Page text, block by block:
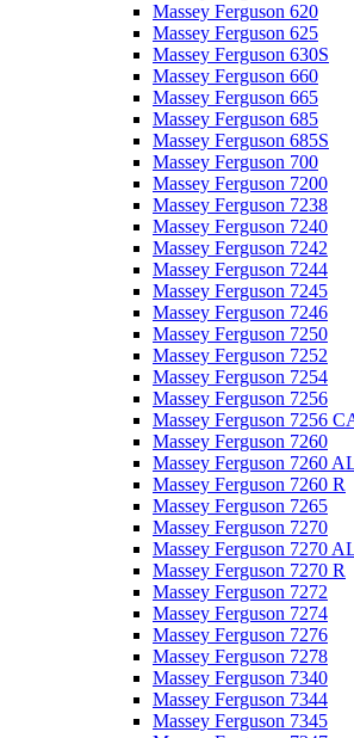
Massey Ferguson 620
Massey Ferguson 625
Massey Ferguson 630S
Massey Ferguson 660
Massey Ferguson 665
Massey Ferguson 685
Massey Ferguson 685S
Massey Ferguson 700
Massey Ferguson 7200
Massey Ferguson 7238
Massey Ferguson 7240
Massey Ferguson 7242
Massey Ferguson 7244
Massey Ferguson 7245
Massey Ferguson 7246
Massey Ferguson 7250
Massey Ferguson 7252
Massey Ferguson 7254
Massey Ferguson 7256
Massey Ferguson 7256
Massey Ferguson 7260
Massey Ferguson 7260
Massey Ferguson 7260 R
Massey Ferguson 7265
Massey Ferguson 7270
Massey Ferguson 7270
Massey Ferguson 7270 R
Massey Ferguson 7272
Massey Ferguson 7274
Massey Ferguson 7276
Massey Ferguson 7278
Massey Ferguson 7340
Massey Ferguson 7344
Massey Ferguson 7345